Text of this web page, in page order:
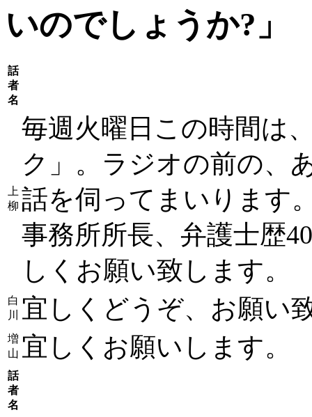
いのでしょうか?」
話
者
名
上
柳
毎週火曜日この時間は
ク」。ラジオの前の、
話を伺ってまいります
事務所所長、弁護士歴
しくお願い致します。
白
川
宜しくどうぞ、お願い
増
山 宜しくお願いします。
話
者
名